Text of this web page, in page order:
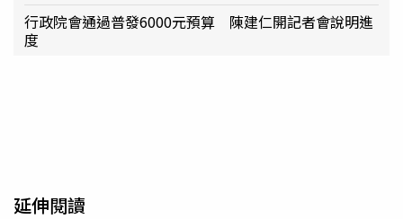
行政院會通過普發6000元預算 陳建仁開記者會說明進
度
延伸閱讀